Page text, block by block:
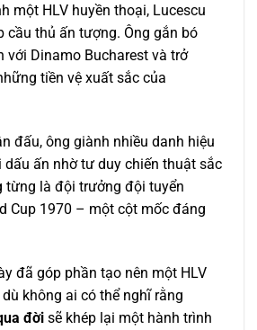
một HLV huyền thoại, Lucescu
cầu thủ ấn tượng. Ông gắn bó
với Dinamo Bucharest và trở
tiền vệ xuất sắc của
đấu, ông giành nhiều danh hiệu
dấu ấn nhờ tư duy chiến thuật sắc
từng là đội trưởng đội tuyển
Cup 1970 – một cột mốc đáng
đã góp phần tạo nên một HLV
không ai có thể nghĩ rằng
đời sẽ khép lại một hành trình